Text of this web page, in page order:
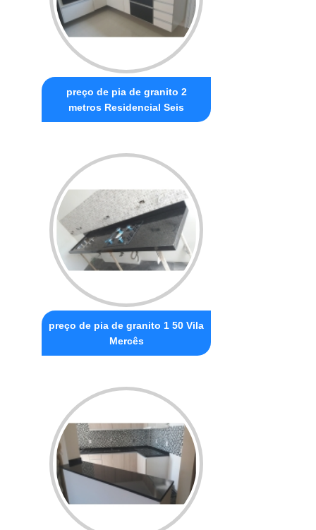
preço de pia de granito 2
metros Residencial Seis
preço de pia de granito 1 50 Vila
Mercês